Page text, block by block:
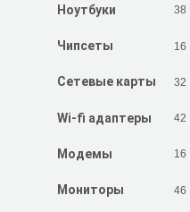
Ноутбуки 38
Чипсеты 16
Сетевые карты 32
Wi-fi адаптеры 42
Модемы 16
Мониторы 46